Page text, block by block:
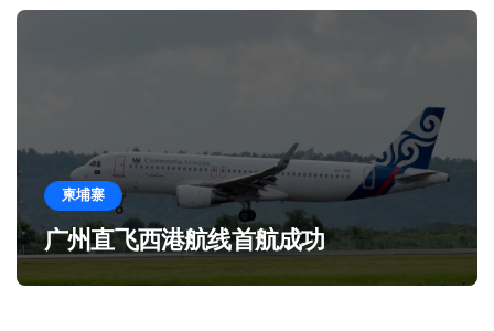
柬埔寨
广州直飞西港航线首航成功